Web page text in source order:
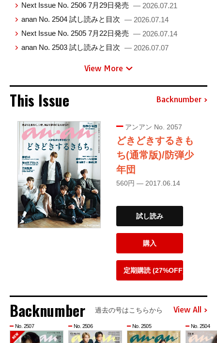
Next Issue No. 2506 7月29日発売 — 2026.07.21
anan No. 2504 試し読みと目次 — 2026.07.14
Next Issue No. 2505 7月22日発売 — 2026.07.14
anan No. 2503 試し読みと目次 — 2026.07.07
View More
This Issue Backnumber
アンアン No. 2057
どきどきするきも
ち(通常版)/防弾少
年団
560円 — 2017.06.14
試し読み
購入
定期購読 (27%OFF)
Backnumber 過去の号はこちらから View All
No. 2507 No. 2506 No. 2505 No. 2504